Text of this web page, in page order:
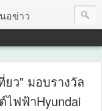
อข่าว
ยว" มอบรางวัล
ฟฟ้าHyundai